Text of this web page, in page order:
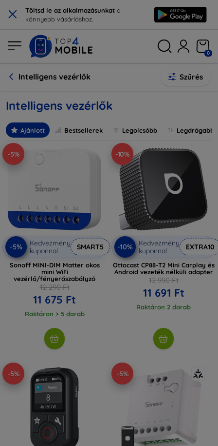
× Töltsd le az alkalmazásunkat a
könnyebb vásárláshoz.
0
Intelligens vezérlők Szűrés
Intelligens vezérlők
Ajánlott Bestsellerek Legolcsóbb Legdrágabb
-5%
-5%
Kedvezmény
kuponnal
SMART5
Sonoff MINI-DIM Matter okos
mini WiFi
vezérlő/fényerőszabályzó
12 290 Ft
11 675 Ft
Raktáron > 5 darab
-10%
-10%
Kedvezmény
kuponnal
EXTRA10
Ottocast CP88-T2 Mini Carplay és
Android vezeték nélküli adapter
12 990 Ft
11 691 Ft
Raktáron 2 darab
-5% -5%